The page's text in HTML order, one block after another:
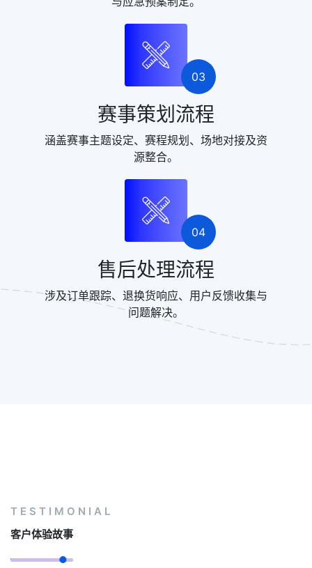
03
赛事策划流程
涵盖赛事主题设定、赛程规划、场地对接及资
源整合。
04
售后处理流程
涉及订单跟踪、退换货响应、用户反馈收集与
问题解决。
TESTIMONIAL
客户体验故事